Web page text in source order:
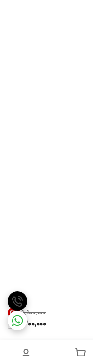
۵٬۵۰۰٬۰۰۰ 41%
3,200,000